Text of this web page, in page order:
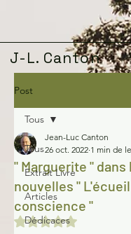
J-L. Canton
Post
Tous
Extrait Livre
Articles
Dédicaces
Tous
" Marguerite "
nouvelles "
conscience "
Jean-Luc Canton
26 oct. 2022 1 min de
Noté NaN étoiles sur 5.